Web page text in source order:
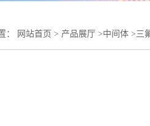
： 网站首页 > 产品展厅 >中间体 >三